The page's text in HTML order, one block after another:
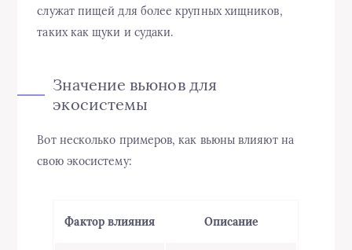
служат пищей для более крупных хищников,
таких как щуки и судаки.
Значение вьюнов для
экосистемы
Вот несколько примеров, как вьюны влияют на
свою экосистему:
Фактор влияния Описание